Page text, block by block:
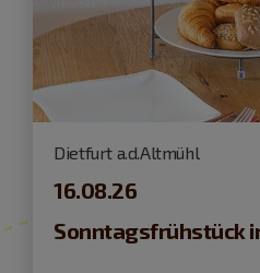
Dietfurt a.d.Altmühl
16.08.26
Sonntagsfrühstück